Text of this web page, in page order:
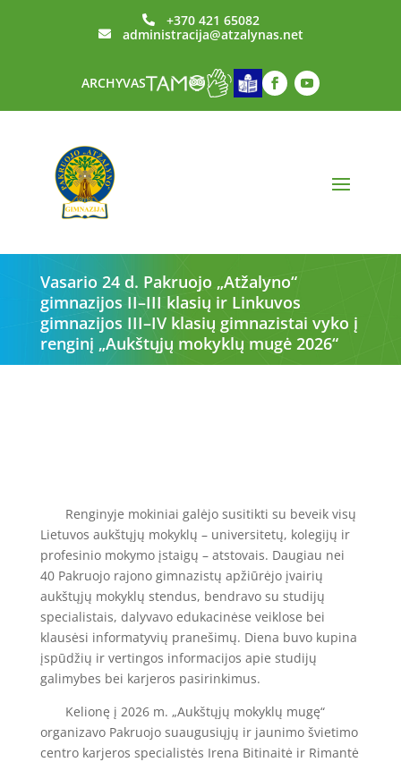
 +370 421 65082
 administracija@atzalynas.net
ARCHYVAS
Vasario 24 d. Pakruojo „Atžalyno“
gimnazijos II–III klasių ir Linkuvos
gimnazijos III–IV klasių gimnazistai vyko į
renginį „Aukštųjų mokyklų mugė 2026“
Renginyje mokiniai galėjo susitikti su beveik visų
Lietuvos aukštųjų mokyklų – universitetų, kolegijų ir
profesinio mokymo įstaigų – atstovais. Daugiau nei
40 Pakruojo rajono gimnazistų apžiūrėjo įvairių
aukštųjų mokyklų stendus, bendravo su studijų
specialistais, dalyvavo edukacinėse veiklose bei
klausėsi informatyvių pranešimų. Diena buvo kupina
įspūdžių ir vertingos informacijos apie studijų
galimybes bei karjeros pasirinkimus.
Kelionę į 2026 m. „Aukštųjų mokyklų mugę“
organizavo Pakruojo suaugusiųjų ir jaunimo švietimo
centro karjeros specialistės Irena Bitinaitė ir Rimantė